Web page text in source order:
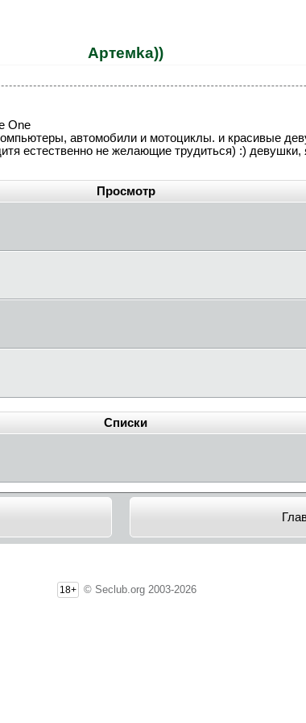
Apтeмka))
One
автомобили и мотоциклы. и красивые
естественно не желающие трудиться) :)
Просмотр
Списки
18+ © Seclub.org 2003-2026